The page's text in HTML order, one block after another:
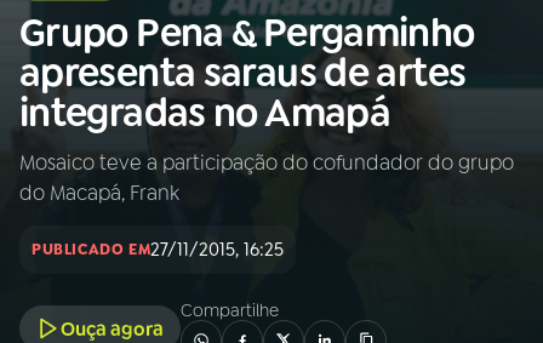
Buscar
na
Rádio
Nacional
Buscar
AO VIVO
INÍCIO
A RÁDIO
Grupo Pena & Pergaminho
apresenta saraus de artes
integradas no Amapá
Mosaico teve a participação do cofundador do grupo
do Macapá, Frank
PUBLICADO EM27/11/2015, 16:25
Ouça agora
Compartilhe